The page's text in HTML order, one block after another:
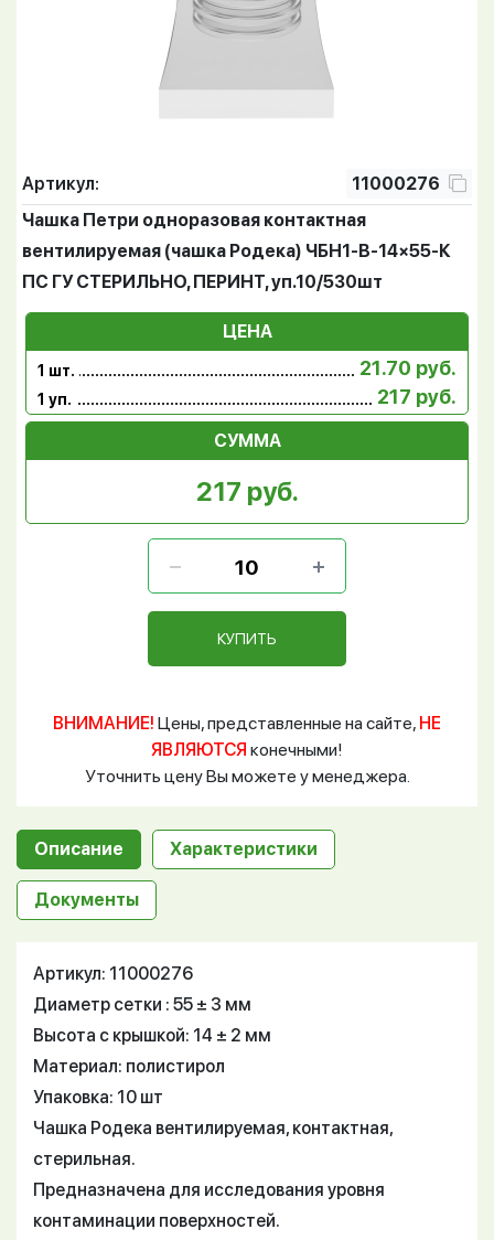
Артикул:
11000276
Чашка Петри одноразовая контактная
вентилируемая (чашка Родека) ЧБН1-В-14×55-К
ПС ГУ СТЕРИЛЬНО, ПЕРИНТ, уп.10/530шт
ЦЕНА
1 шт. 21.70 руб.
1 уп. 217 руб.
СУММА
217 руб.
КУПИТЬ
ВНИМАНИЕ! Цены, представленные на сайте, НЕ
ЯВЛЯЮТСЯ конечными!
Уточнить цену Вы можете у менеджера.
Описание Характеристики
Документы
Артикул: 11000276
Диаметр сетки : 55 ± 3 мм
Высота с крышкой: 14 ± 2 мм
Материал: полистирол
Упаковка: 10 шт
Чашка Родека вентилируемая, контактная,
стерильная.
Предназначена для исследования уровня
контаминации поверхностей.